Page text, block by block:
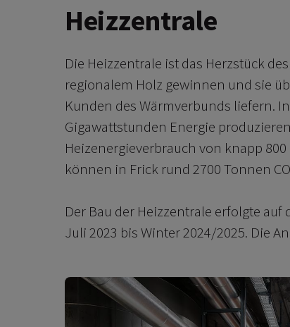
Heizzentrale
Die Heizzentrale ist das Herzstück
regionalem Holz gewinnen und sie
Kunden des Wärmverbunds liefern.
Gigawattstunden Energie
Heizenergieverbrauch von knapp
können in Frick rund 2700 Tonnen CO
Der Bau der Heizzentrale erfolgte auf
Juli 2023 bis Winter 2024/2025. Die